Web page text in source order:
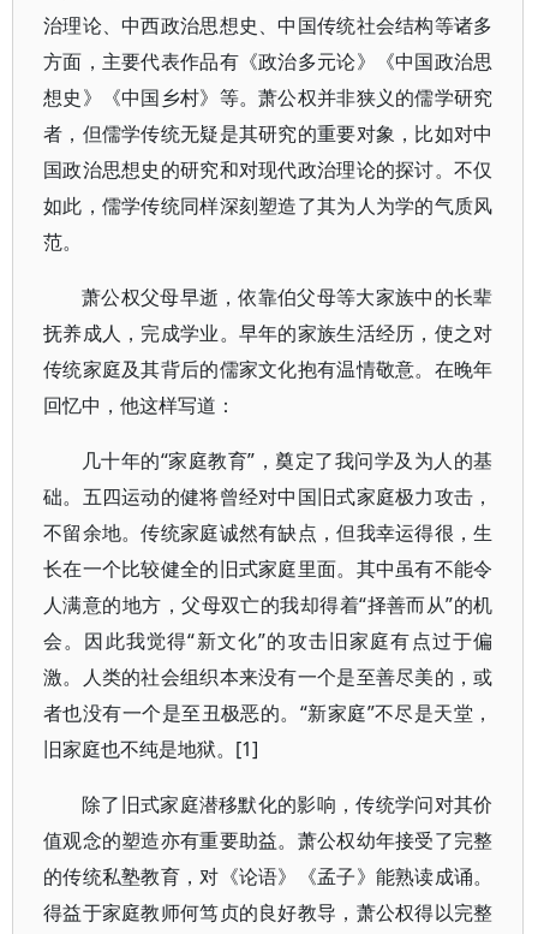
治理论、中西政治思想史、中国传统社会结构等诸多
方面，主要代表作品有《政治多元论》《中国政治思
想史》《中国乡村》等。萧公权并非狭义的儒学研究
者，但儒学传统无疑是其研究的重要对象，比如对中
国政治思想史的研究和对现代政治理论的探讨。不仅
如此，儒学传统同样深刻塑造了其为人为学的气质风
范。
萧公权父母早逝，依靠伯父母等大家族中的长辈
抚养成人，完成学业。早年的家族生活经历，使之对
传统家庭及其背后的儒家文化抱有温情敬意。在晚年
回忆中，他这样写道：
几十年的“家庭教育”，奠定了我问学及为人的基
础。五四运动的健将曾经对中国旧式家庭极力攻击，
不留余地。传统家庭诚然有缺点，但我幸运得很，生
长在一个比较健全的旧式家庭里面。其中虽有不能令
人满意的地方，父母双亡的我却得着“择善而从”的机
会。因此我觉得“新文化”的攻击旧家庭有点过于偏
激。人类的社会组织本来没有一个是至善尽美的，或
者也没有一个是至丑极恶的。“新家庭”不尽是天堂，
旧家庭也不纯是地狱。[1]
除了旧式家庭潜移默化的影响，传统学问对其价
值观念的塑造亦有重要助益。萧公权幼年接受了完整
的传统私塾教育，对《论语》《孟子》能熟读成诵。
得益于家庭教师何笃贞的良好教导，萧公权得以完整